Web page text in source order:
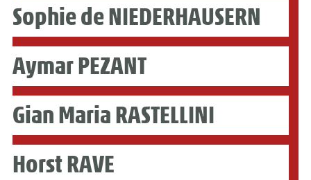
Sophie de NIEDERHAUSERN
Aymar PEZANT
Gian Maria RASTELLINI
Horst RAVE